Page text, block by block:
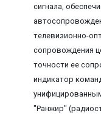
сигнала,
телевизионно-
сопровождения
точности ее
индикатор
"Ранжир"